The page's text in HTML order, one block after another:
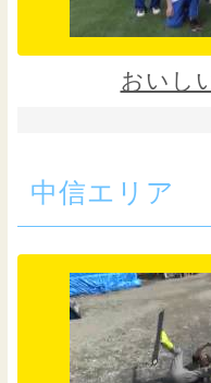
おいし
中信エリア